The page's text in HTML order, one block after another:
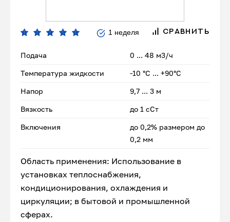
1 неделя СРАВНИТЬ
Подача 0 ... 48 м3/ч
Температура жидкости -10 °С ... +90°С
Напор 9,7 ... 3 м
Вязкость до 1 сСт
Включения
до 0,2% размером до
0,2 мм
Область применения: Использование в
установках теплоснабжения,
кондиционирования, охлаждения и
циркуляции; в бытовой и промышленной
сферах.